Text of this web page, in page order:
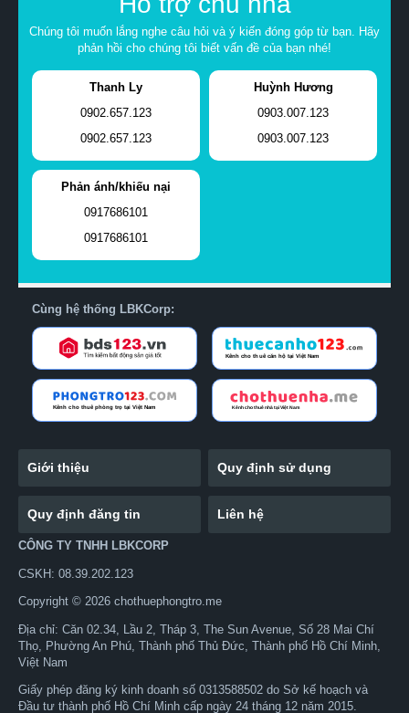
Chúng tôi muốn lắng nghe câu hỏi và ý kiến đóng góp từ bạn. Hãy
phản hồi cho chúng tôi biết vấn đề của bạn nhé!
Thanh Ly
0902.657.123
0902.657.123
Huỳnh Hương
0903.007.123
0903.007.123
Phản ánh/khiếu nại
0917686101
0917686101
Cùng hệ thống LBKCorp:
Giới thiệu Quy định sử dụng
Quy định đăng tin Liên hệ
CÔNG TY TNHH LBKCORP
CSKH: 08.39.202.123
Copyright © 2026 chothuephongtro.me
Địa chỉ: Căn 02.34, Lầu 2, Tháp 3, The Sun Avenue, Số 28 Mai Chí
Thọ, Phường An Phú, Thành phố Thủ Đức, Thành phố Hồ Chí Minh,
Việt Nam
Giấy phép đăng ký kinh doanh số 0313588502 do Sở kế hoạch và
Đầu tư thành phố Hồ Chí Minh cấp ngày 24 tháng 12 năm 2015.